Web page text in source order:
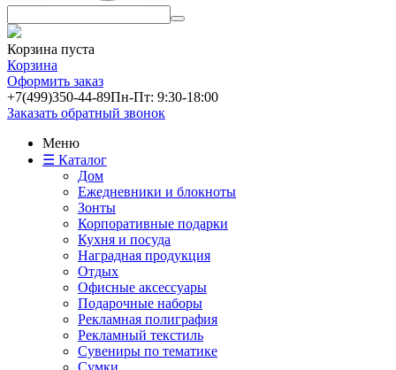
Корзина пуста
Корзина
Оформить заказ
+7(499)350-44-89Пн-Пт: 9:30-18:00
Заказать обратный звонок
Меню
☰ Каталог
Дом
Ежедневники и блокноты
Зонты
Корпоративные подарки
Кухня и посуда
Наградная продукция
Отдых
Офисные аксессуары
Подарочные наборы
Рекламная полиграфия
Рекламный текстиль
Сувениры по тематике
Сумки